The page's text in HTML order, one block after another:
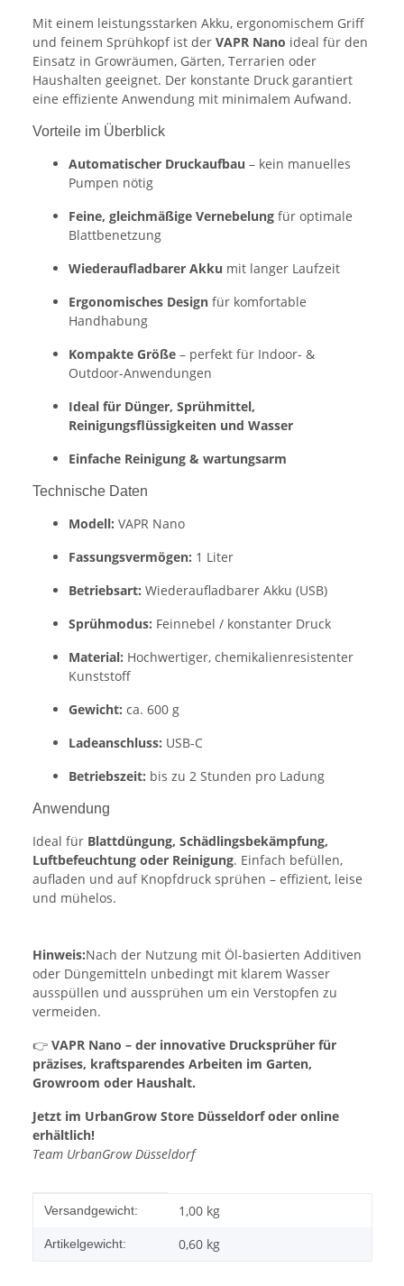
Mit einem leistungsstarken Akku, ergonomischem Griff
und feinem Sprühkopf ist der VAPR Nano ideal für den
Einsatz in Growräumen, Gärten, Terrarien oder
Haushalten geeignet. Der konstante Druck garantiert
eine effiziente Anwendung mit minimalem Aufwand.
Vorteile im Überblick
Automatischer Druckaufbau – kein manuelles
Pumpen nötig
Feine, gleichmäßige Vernebelung für optimale
Blattbenetzung
Wiederaufladbarer Akku mit langer Laufzeit
Ergonomisches Design für komfortable
Handhabung
Kompakte Größe – perfekt für Indoor- &
Outdoor-Anwendungen
Ideal für Dünger, Sprühmittel,
Reinigungsflüssigkeiten und Wasser
Einfache Reinigung & wartungsarm
Technische Daten
Modell: VAPR Nano
Fassungsvermögen: 1 Liter
Betriebsart: Wiederaufladbarer Akku (USB)
Sprühmodus: Feinnebel / konstanter Druck
Material: Hochwertiger, chemikalienresistenter
Kunststoff
Gewicht: ca. 600 g
Ladeanschluss: USB-C
Betriebszeit: bis zu 2 Stunden pro Ladung
Anwendung
Ideal für Blattdüngung, Schädlingsbekämpfung,
Luftbefeuchtung oder Reinigung. Einfach befüllen,
aufladen und auf Knopfdruck sprühen – effizient, leise
und mühelos.
Hinweis:Nach der Nutzung mit Öl-basierten Additiven
oder Düngemitteln unbedingt mit klarem Wasser
ausspüllen und aussprühen um ein Verstopfen zu
vermeiden.
👉 VAPR Nano – der innovative Drucksprüher für
präzises, kraftsparendes Arbeiten im Garten,
Growroom oder Haushalt.
Jetzt im UrbanGrow Store Düsseldorf oder online
erhältlich!
Team UrbanGrow Düsseldorf
Produkteigenschaft
Wert
Versandgewicht: 1,00 kg
Artikelgewicht: 0,60 kg